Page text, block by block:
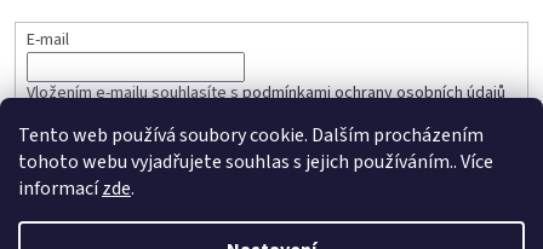
Tento web používá soubory cookie. Dalším procházením
tohoto webu vyjadřujete souhlas s jejich používáním.. Více
informacízde.
E-mail
Vložením e-mailu souhlasíte spodmínkami ochrany osobních údajů
PŘIHLÁSIT SE